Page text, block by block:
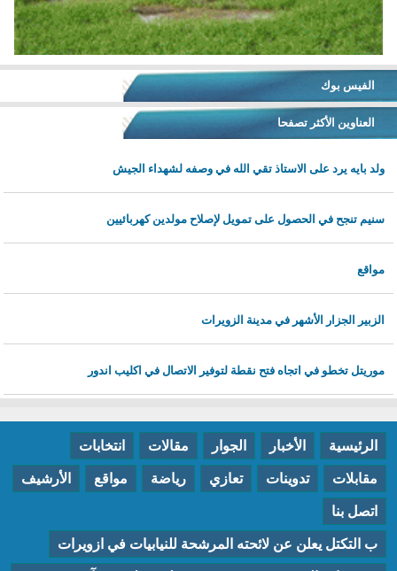
الفيس بوك
العناوين الأكثر تصفحا
ولد بايه يرد على الاستاذ تقي الله في وصفه لشهداء الجيش
سنيم تنجح في الحصول على تمويل لإصلاح مولدين كهربائيين
مواقع
الزبير الجزار الأشهر في مدينة الزويرات
موريتل تخطو في اتجاه فتح نقطة لتوفير الاتصال في اكليب اندور
الرئيسية الأخبار الجوار مقالات انتخابات
مقابلات تدوينات تعازي رياضة مواقع الأرشيف
اتصل بنا
ب التكتل يعلن عن لائحته المرشحة للنيابيات في ازويرات